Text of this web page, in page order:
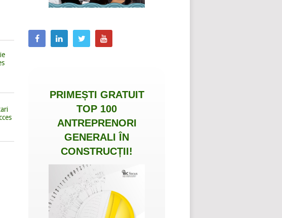
PRIMEȘTI GRATUIT
TOP 100
ANTREPRENORI
GENERALI ÎN
CONSTRUCȚII!